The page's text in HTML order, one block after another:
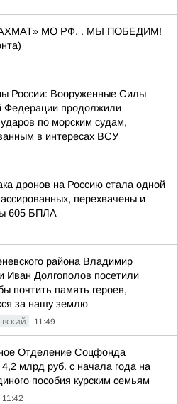
МО РФ. . МЫ ПОБЕДИМ!
России: Вооруженные Силы
Федерации продолжили
по морским судам,
в интересах ВСУ
дронов на Россию стала одной
перехвачены и
605 БПЛА
района Владимир
Иван Долгополов посетили
почтить память героев,
за нашу землю
11:49
Отделение Соцфонда
млрд руб. с начала года на
пособия курским семьям
11:42